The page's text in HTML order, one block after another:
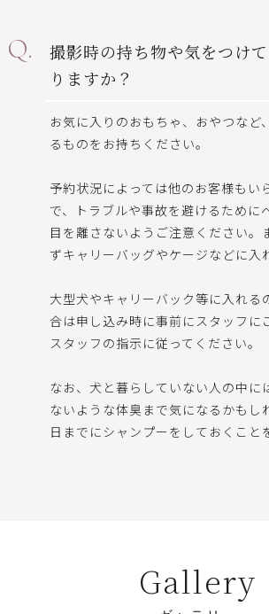
撮影時の持ち物や気をつけ
りますか？
お気に入りのおもちゃ、おやつなど
るものをお持ちください。
予約状況によっては他のお客様もい
で、トラブルや事故を避けるために
目を離さないようご注意ください。
ずキャリーバッグやケージなどに入
大型犬やキャリーバック等に入れる
合は申し込み時に事前にスタッフに
スタッフの指示に従ってください。
なお、犬と暮らしていない人の中に
ないような体臭まで気になるかもし
日までにシャンプーをしておくこと
Gallery